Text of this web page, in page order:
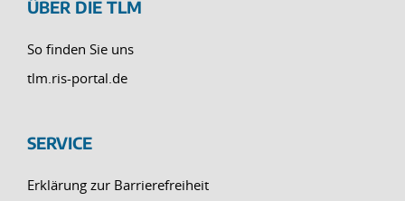
ÜBER DIE TLM
So finden Sie uns
tlm.ris-portal.de
SERVICE
Erklärung zur Barrierefreiheit